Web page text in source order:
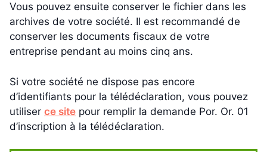
Vous pouvez ensuite conserver le fichier dans les
archives de votre société. Il est recommandé de
conserver les documents fiscaux de votre
entreprise pendant au moins cinq ans.
Si votre société ne dispose pas encore
d’identifiants pour la télédéclaration, vous pouvez
utiliser ce site pour remplir la demande Por. Or. 01
d’inscription à la télédéclaration.